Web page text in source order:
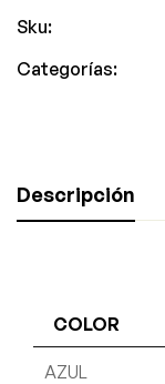
Sku:
Categorías:
Descripción
COLOR
AZUL